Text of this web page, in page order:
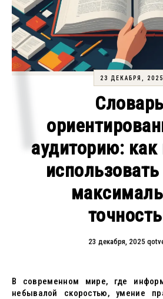
23 ДЕКАБРЯ, 2025
аудиторию: как
23 декабря, 2025
В современном мире, где
небывалой скоростью, умение